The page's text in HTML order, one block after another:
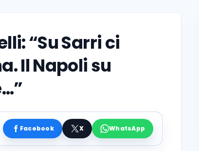
“Su Sarri ci
Il Napoli su
Facebook X WhatsApp